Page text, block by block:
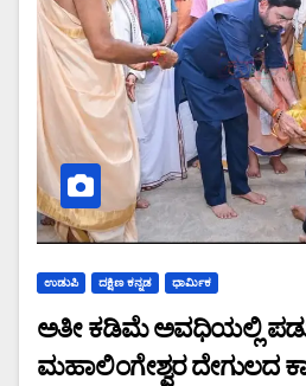
ಉಡುಪಿ ದಕ್ಷಿಣ ಕನ್ನಡ ಧಾರ್ಮಿಕ
ಅತೀ ಕಡಿಮೆ ಅವಧಿಯಲ್ಲಿ
ಮಹಾಲಿಂಗೇಶ್ವರ ದೇಗುಲದ